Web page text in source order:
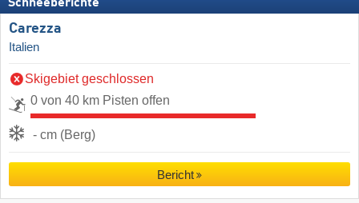
Schneeberichte
Carezza
Italien
Skigebiet geschlossen
0 von 40 km Pisten offen
- cm (Berg)
Bericht